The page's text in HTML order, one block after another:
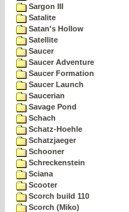
Sargon III
Satalite
Satan's Hollow
Satellite
Saucer
Saucer Adventure
Saucer Formation
Saucer Launch
Saucerian
Savage Pond
Schach
Schatz-Hoehle
Schatzjaeger
Schooner
Schreckenstein
Sciana
Scooter
Scorch build 110
Scorch (Miko)